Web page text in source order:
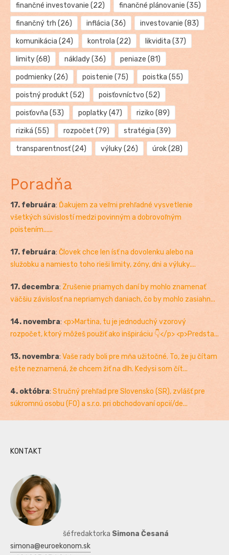
finančné investovanie (22) finančné plánovanie (35)
finančný trh (26) inflácia (36) investovanie (83)
komunikácia (24) kontrola (22) likvidita (37)
limity(68) náklady(36) peniaze (81)
podmienky(26) poistenie (75) poistka (55)
poistný produkt (52) poisťovníctvo (52)
poisťovňa (53) poplatky(47) riziko (89)
riziká (55) rozpočet (79) stratégia (39)
transparentnosť(24) výluky(26) úrok(28)
Poradňa
17. februára: Ďakujem za veľmi prehľadné vysvetlenie
všetkých súvislostí medzi povinným a dobrovoľným
poistením......
17. februára: Človek chce len ísť na dovolenku alebo na
služobku a namiesto toho rieši limity, zóny, dni a výluky....
17. decembra: Zrušenie priamych daní by mohlo znamenať
väčšiu závislosť na nepriamych daniach, čo by mohlo zasiahn...
14. novembra: <p>Martina, tu je jednoduchý vzorový
rozpočet, ktorý môžeš použiť ako inšpiráciu 👇</p> <p>Predsta...
13. novembra: Vaše rady boli pre mňa užitočné. To, že ju čítam
ešte neznamená, že chcem žiť na dlh. Kedysi som čít...
4. októbra: Stručný prehľad pre Slovensko (SR), zvlášť pre
súkromnú osobu (FO) a s.r.o. pri obchodovaní opcií/de...
KONTAKT
šéfredaktorka Simona Česaná
simona@euroekonom.sk